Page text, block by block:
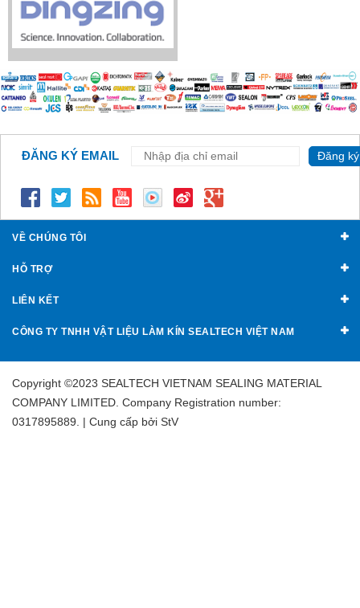
ĐĂNG KÝ EMAIL Đăng ký
VỀ CHÚNG TÔI
HỖ TRỢ
LIÊN KẾT
CÔNG TY TNHH VẬT LIỆU LÀM KÍN SEALTECH VIỆT NAM
Copyright ©2023 SEALTECH VIETNAM SEALING MATERIAL
COMPANY LIMITED. Company Registration number:
0317895889. | Cung cấp bởi StV